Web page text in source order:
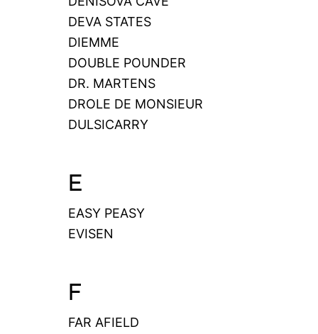
DEVA STATES
DIEMME
DOUBLE POUNDER
DR. MARTENS
DROLE DE MONSIEUR
DULSICARRY
E
EASY PEASY
EVISEN
F
FAR AFIELD